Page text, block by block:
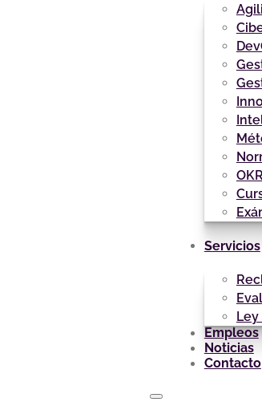
OKR
Servicios
Ley
Empleos
Noticias
Contacto